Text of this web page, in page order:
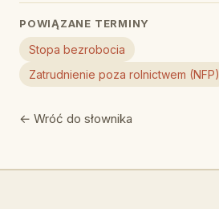
POWIĄZANE TERMINY
Stopa bezrobocia
Zatrudnienie poza rolnictwem (NFP)
← Wróć do słownika